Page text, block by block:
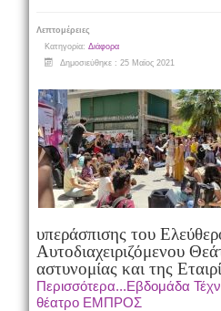
Λεπτομέρειες
Κατηγορία: Διάφορα
Δημοσιεύθηκε : 25 Μαϊος 2021
υπεράσπισης του
Αυτοδιαχειριζόμενου
αστυνομίας και της
Περισσότερα...Εβδομάδα
θέατρο ΕΜΠΡΟΣ